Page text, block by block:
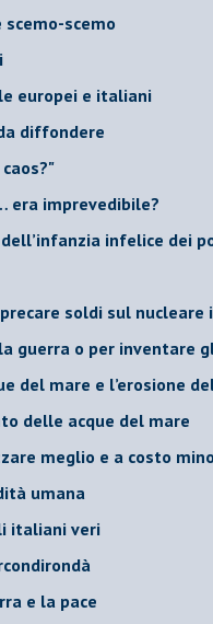
scemo-scemo
europei e italiani
diffondere
era imprevedibile?
infelice dei
soldi sul
guerra o per inventare
del mare e l’erosione
delle acque del mare
meglio e a costo
umana
italiani veri
e la pace